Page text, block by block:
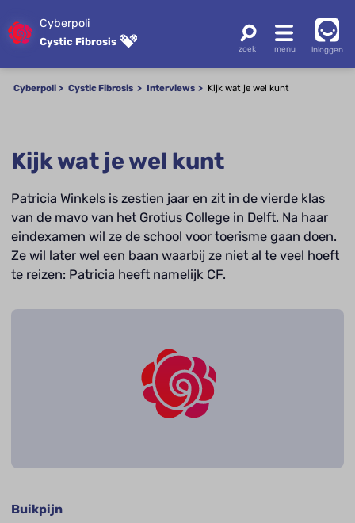
Cyberpoli
Cystic Fibrosis
inloggen
Cyberpoli Cystic Fibrosis Interviews Kijk wat je wel kunt
Kijk wat je wel kunt
Patricia Winkels is zestien jaar en zit in de vierde klas
van de mavo van het Grotius College in Delft. Na haar
eindexamen wil ze de school voor toerisme gaan doen.
Ze wil later wel een baan waarbij ze niet al te veel hoeft
te reizen: Patricia heeft namelijk CF.
Buikpijn